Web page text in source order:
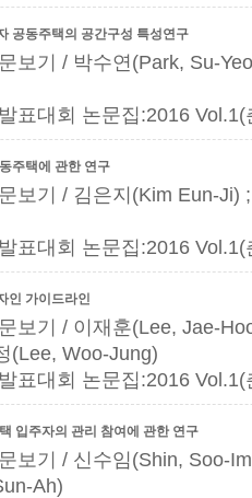
공동주택의 공간구성 특성연구
보기
/ 박수연(Park, Su-
표대회 논문집:2016
주택에 관한 연구
보기
/ 김은지(Kim Eun-Ji)
표대회 논문집:2016
인 가이드라인
보기
/ 이재훈(Lee, Jae-
(Lee, Woo-Jung)
표대회 논문집:2016
입주자의 관리 참여에 관한 연구
보기
/ 신수임(Shin, Soo-
Ah)